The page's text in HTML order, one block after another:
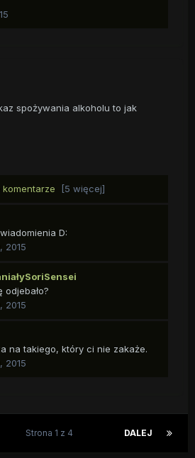
spożywania alkoholu to jak
komentarze [5 więcej]
D:
2015
odjebało?
2015
na takiego, który ci nie zakaże.
2015
DALEJ
Strona 1 z 4